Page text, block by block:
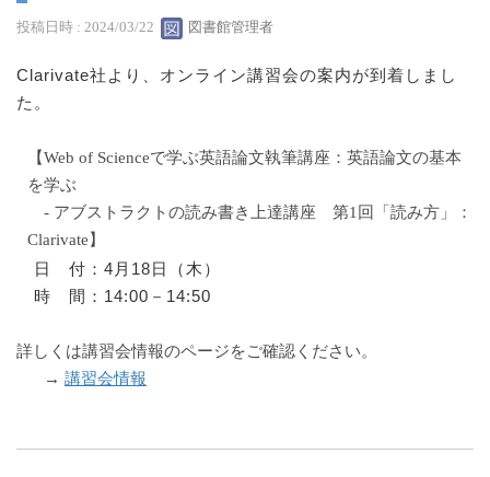
投稿日時 : 2024/03/22 図書館管理者
Clarivate社より、オンライン講習会の案内が到着しまし
た。
【Web of Scienceで学ぶ英語論文執筆講座：英語論文の基本
を学ぶ
- アブストラクトの読み書き上達講座 第1回「読み方」：
Clarivate】
日 付：4月18日（木）
時 間：14:00－14:50
詳しくは講習会情報のページをご確認ください。
→ 講習会情報